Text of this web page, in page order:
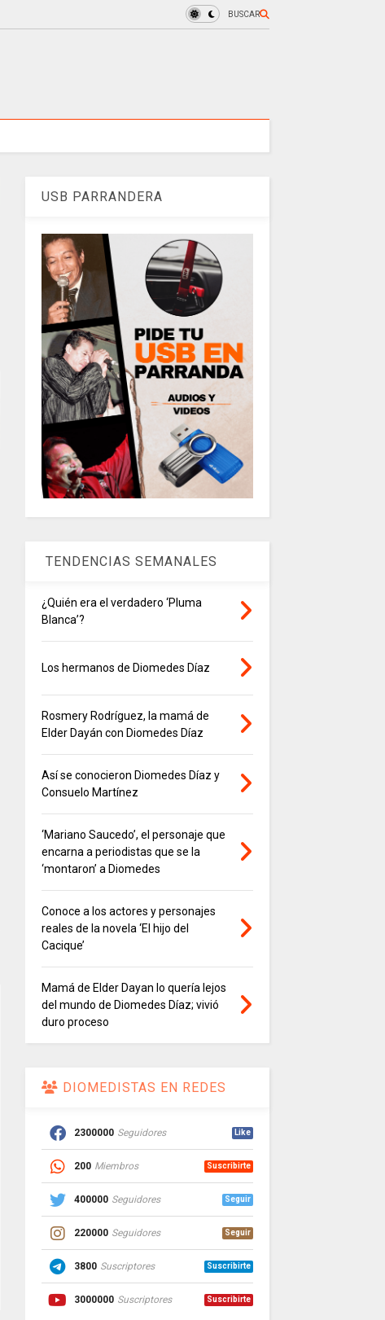
BUSCAR
USB PARRANDERA
TENDENCIAS SEMANALES
¿Quién era el verdadero ‘Pluma
Blanca’?
Los hermanos de Diomedes Díaz
Rosmery Rodríguez, la mamá de
Elder Dayán con Diomedes Díaz
Así se conocieron Diomedes Díaz y
Consuelo Martínez
‘Mariano Saucedo’, el personaje que
encarna a periodistas que se la
‘montaron’ a Diomedes
Conoce a los actores y personajes
reales de la novela ‘El hijo del
Cacique’
Mamá de Elder Dayan lo quería lejos
del mundo de Diomedes Díaz; vivió
duro proceso
DIOMEDISTAS EN REDES
2300000 Seguidores Like
200 Miembros Suscribirte
400000 Seguidores Seguir
220000 Seguidores Seguir
3800 Suscriptores Suscribirte
3000000 Suscriptores Suscribirte